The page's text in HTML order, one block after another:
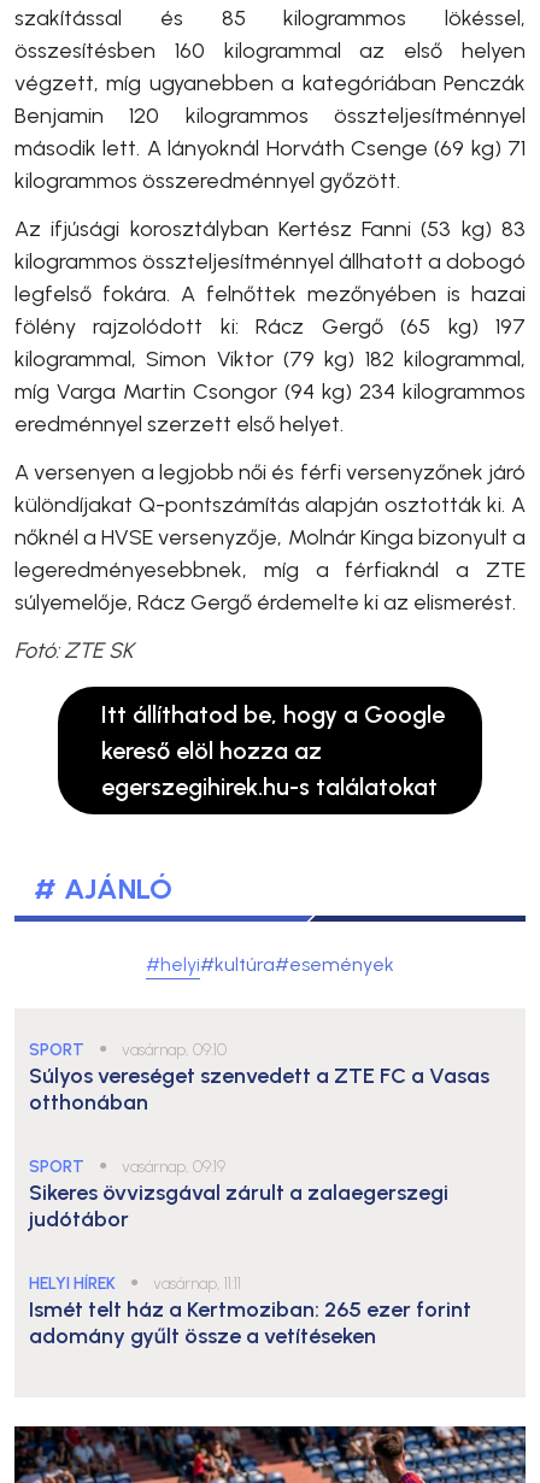
szakítással és 85 kilogrammos lökéssel,
összesítésben 160 kilogrammal az első helyen
végzett, míg ugyanebben a kategóriában Penczák
Benjamin 120 kilogrammos összteljesítménnyel
második lett. A lányoknál Horváth Csenge (69 kg) 71
kilogrammos összeredménnyel győzött.
Az ifjúsági korosztályban Kertész Fanni (53 kg) 83
kilogrammos összteljesítménnyel állhatott a dobogó
legfelső fokára. A felnőttek mezőnyében is hazai
fölény rajzolódott ki: Rácz Gergő (65 kg) 197
kilogrammal, Simon Viktor (79 kg) 182 kilogrammal,
míg Varga Martin Csongor (94 kg) 234 kilogrammos
eredménnyel szerzett első helyet.
A versenyen a legjobb női és férfi versenyzőnek járó
különdíjakat Q-pontszámítás alapján osztották ki. A
nőknél a HVSE versenyzője, Molnár Kinga bizonyult a
legeredményesebbnek, míg a férfiaknál a ZTE
súlyemelője, Rácz Gergő érdemelte ki az elismerést.
Fotó: ZTE SK
Itt állíthatod be, hogy a Google
kereső elöl hozza az
egerszegihirek.hu-s találatokat
# AJÁNLÓ
#helyi#kultúra#események
SPORT ● vasárnap, 09:10
Súlyos vereséget szenvedett a ZTE FC a Vasas
otthonában
SPORT ● vasárnap, 09:19
Sikeres övvizsgával zárult a zalaegerszegi
judótábor
HELYI HÍREK ● vasárnap, 11:11
Ismét telt ház a Kertmoziban: 265 ezer forint
adomány gyűlt össze a vetítéseken